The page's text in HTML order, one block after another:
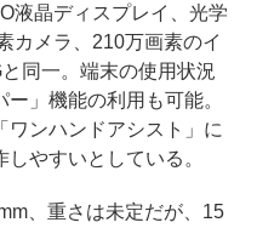
液晶ディスプレイ、光学
カメラ、210万画素のイ
同一。端末の使用状況
」機能の利用も可能。
ワンハンドアシスト」に
やすいとしている。
、重さは未定だが、15